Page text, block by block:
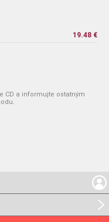
19.48 €
CD a informujte ostatným